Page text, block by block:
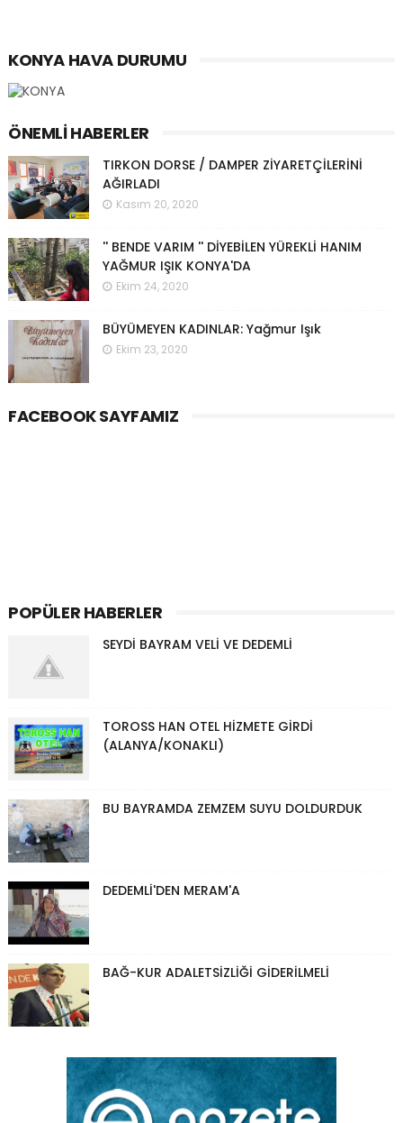
KONYA HAVA DURUMU
ÖNEMLI HABERLER
TIRKON DORSE / DAMPER ZİYARETÇİLERİNİ
AĞIRLADI
Kasım 20, 2020
'' BENDE VARIM '' DİYEBİLEN YÜREKLİ HANIM
YAĞMUR IŞIK KONYA'DA
Ekim 24, 2020
BÜYÜMEYEN KADINLAR: Yağmur Işık
Ekim 23, 2020
FACEBOOK SAYFAMIZ
POPÜLER HABERLER
SEYDİ BAYRAM VELİ VE DEDEMLİ
TOROSS HAN OTEL HİZMETE GİRDİ
(ALANYA/KONAKLI)
BU BAYRAMDA ZEMZEM SUYU DOLDURDUK
DEDEMLİ'DEN MERAM'A
BAĞ-KUR ADALETSİZLİĞİ GİDERİLMELİ